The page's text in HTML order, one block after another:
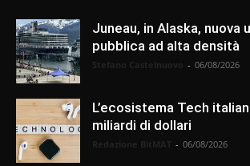
Juneau, in Alaska, nuova
pubblica ad alta densità
- 06/08/2026
L’ecosistema Tech
miliardi di dollari
- 06/08/2026